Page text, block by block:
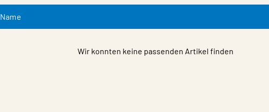
Name
Wir konnten keine passenden Artikel finden